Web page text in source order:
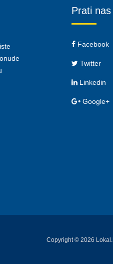
Prati nas
Facebook
Twitter
Linkedin
Google+
Copyright © 2026